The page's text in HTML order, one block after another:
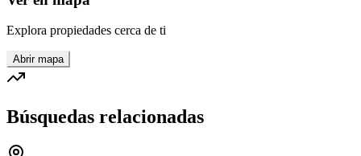
Explora propiedades cerca de ti
Abrir mapa
Búsquedas relacionadas